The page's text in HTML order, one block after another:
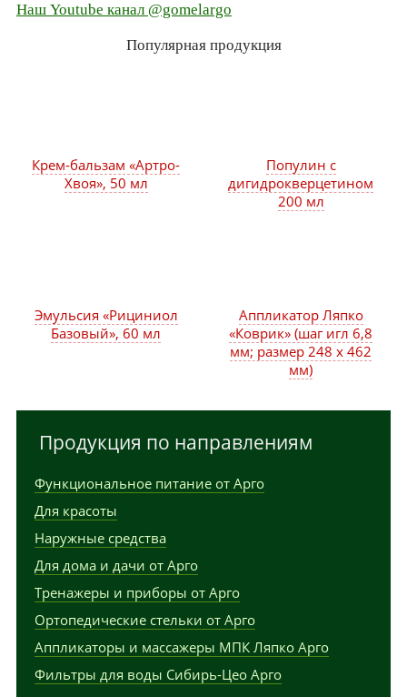
Наш Youtube канал @gomelargo
Популярная продукция
Крем-бальзам «Артро-
Хвоя», 50 мл
Популин с
дигидрокверцетином
200 мл
Аппликатор Ляпко
«Коврик» (шаг игл 6,8
мм; размер 248 х 462
мм)
Эмульсия «Рициниол
Базовый», 60 мл
Продукция по направлениям
Функциональное питание от Арго
Для красоты
Наружные средства
Для дома и дачи от Арго
Тренажеры и приборы от Арго
Ортопедические стельки от Арго
Аппликаторы и массажеры МПК Ляпко Арго
Фильтры для воды Сибирь-Цео Арго